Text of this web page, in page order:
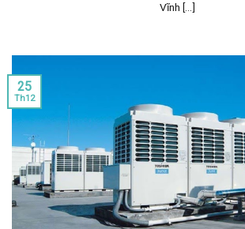
Vĩnh [...]
25
Th12